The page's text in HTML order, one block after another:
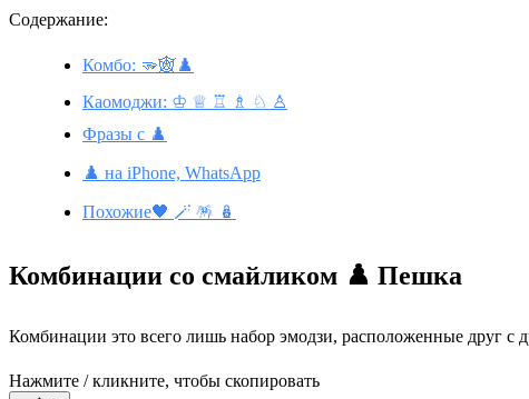
Содержание:
Комбо: 🫳🕸♟️
Каомоджи: ♔ ♕ ♖ ♗ ♘ ♙
Фразы с ♟️
♟️ на iPhone, WhatsApp
Похожие🖤 🪄 🪅 🪆
Комбинации со смайликом ♟️ Пешка
Комбинации это всего лишь набор эмодзи, расположенные друг
Нажмите / кликните, чтобы скопировать